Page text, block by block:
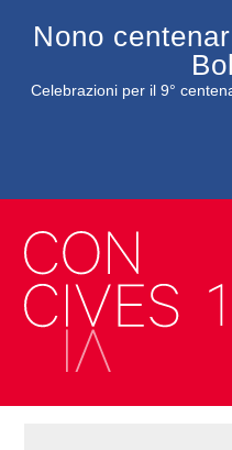
Nono
Celebrazioni per il 9°